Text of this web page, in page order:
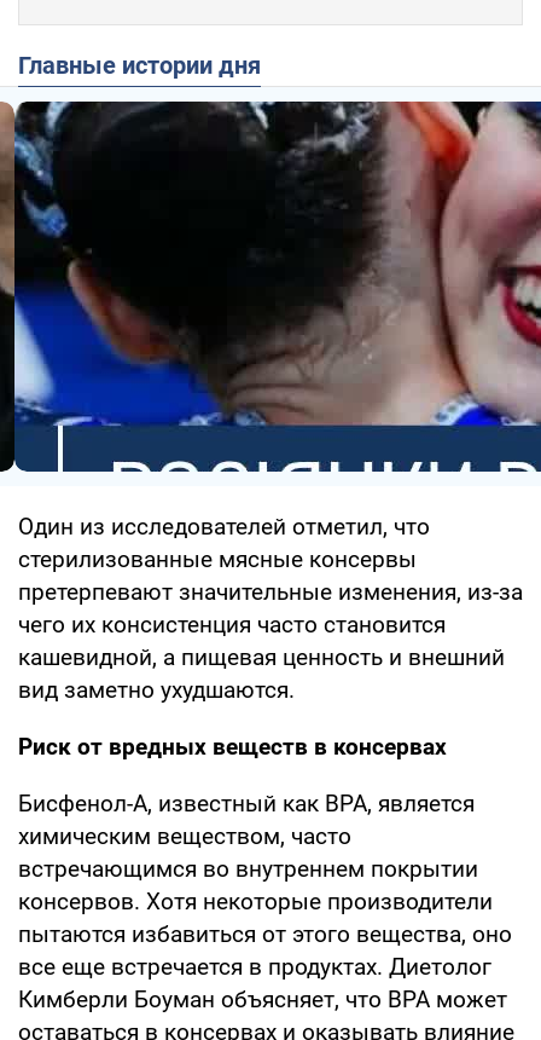
Главные истории дня
Один из исследователей отметил, что
стерилизованные мясные консервы
претерпевают значительные изменения, из-за
чего их консистенция часто становится
кашевидной, а пищевая ценность и внешний
вид заметно ухудшаются.
Риск от вредных веществ в консервах
Бисфенол-А, известный как BPA, является
химическим веществом, часто
встречающимся во внутреннем покрытии
консервов. Хотя некоторые производители
пытаются избавиться от этого вещества, оно
все еще встречается в продуктах. Диетолог
Кимберли Боуман объясняет, что BPA может
оставаться в консервах и оказывать влияние